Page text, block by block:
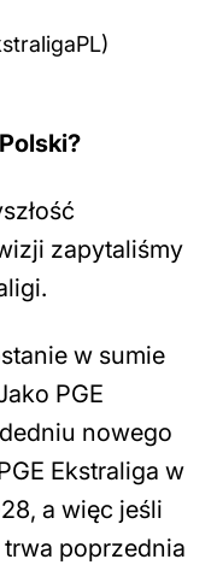
zapytaliśmy
w sumie
PGE
nowego
Ekstraliga w
a więc jeśli
poprzednia